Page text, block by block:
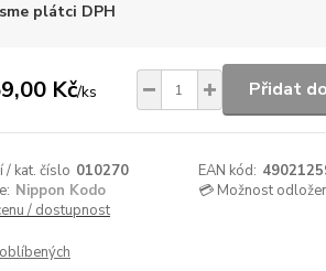
plátci DPH
Kč/ks Přidat
/ kat. číslo 010270 EAN kód:
Nippon Kodo 💳 Možnost
/ dostupnost